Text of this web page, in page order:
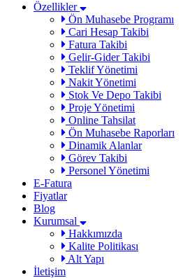
Özellikler
Ön Muhasebe Programı
Cari Hesap Takibi
Fatura Takibi
Gelir-Gider Takibi
Teklif Yönetimi
Nakit Yönetimi
Stok Ve Depo Takibi
Proje Yönetimi
Online Tahsilat
Ön Muhasebe Raporları
Dinamik Alanlar
Görev Takibi
Personel Yönetimi
E-Fatura
Fiyatlar
Blog
Kurumsal
Hakkımızda
Kalite Politikası
Alt Yapı
İletişim